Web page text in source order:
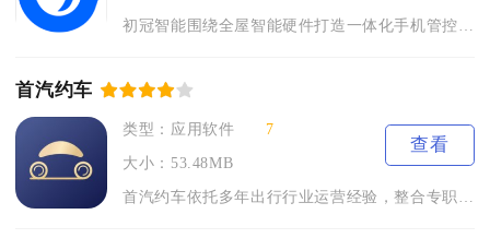
首汽约车
类型：应用软件
7
大小：53.48MB
查看